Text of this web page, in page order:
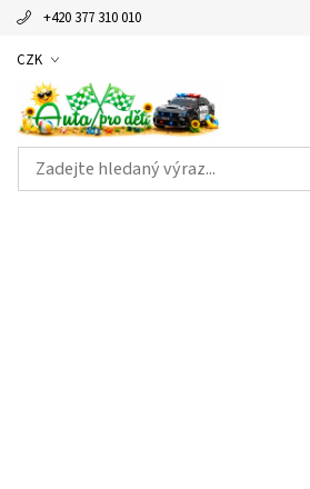
+420 377 310 010
CZK